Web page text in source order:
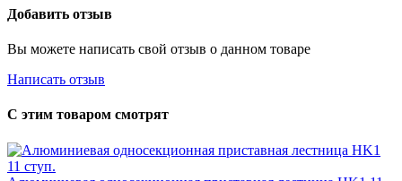
Добавить отзыв
Вы можете написать свой отзыв о данном товаре
Написать отзыв
С этим товаром смотрят